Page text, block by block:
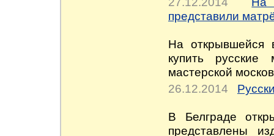
представили
На открывшейся
купить
мастерской
26.12.2014
В Белграде
представлены